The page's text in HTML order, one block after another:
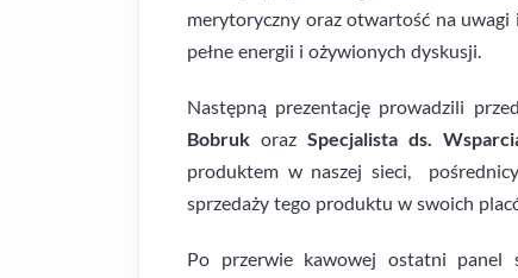
merytoryczny oraz otwartość na uwagi
pełne energii i ożywionych dyskusji.
Następną prezentację prowadzili
Bobruk orazSpecjalista ds.
produktem w naszej sieci,
sprzedaży tego produktu w swoich
Po przerwie kawowej ostatni panel